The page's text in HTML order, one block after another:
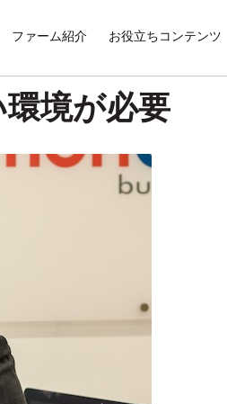
ファーム紹介 お役立ちコンテンツ
境が必要